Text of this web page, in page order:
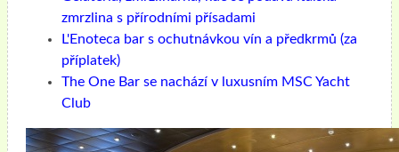
zmrzlina s přírodními přísadami
L'Enoteca bar s ochutnávkou vín a předkrmů (za
příplatek)
The One Bar se nachází v luxusním MSC Yacht
Club